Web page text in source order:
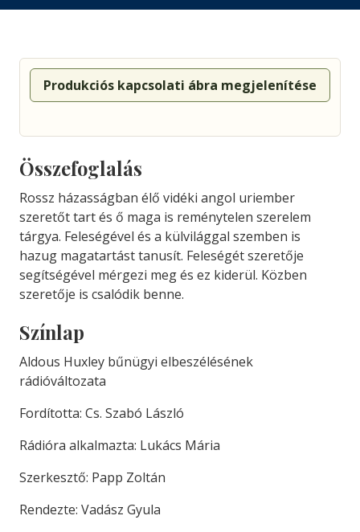
Produkciós kapcsolati ábra megjelenítése
Összefoglalás
Rossz házasságban élő vidéki angol uriember
szeretőt tart és ő maga is reménytelen szerelem
tárgya. Feleségével és a külvilággal szemben is
hazug magatartást tanusít. Feleségét szeretője
segítségével mérgezi meg és ez kiderül. Közben
szeretője is csalódik benne.
Színlap
Aldous Huxley bűnügyi elbeszélésének
rádióváltozata
Fordította: Cs. Szabó László
Rádióra alkalmazta: Lukács Mária
Szerkesztő: Papp Zoltán
Rendezte: Vadász Gyula